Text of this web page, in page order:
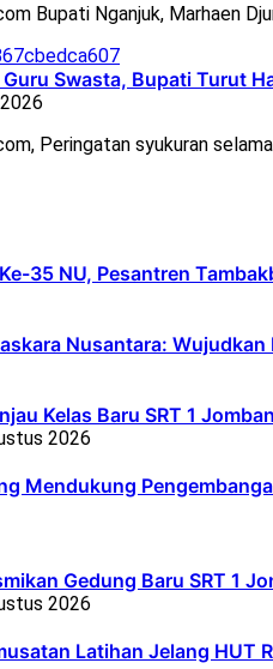
Bupati Nganjuk, Marhaen
Swasta, Bupati Turut
Peringatan syukuran
35 NU, Pesantren
Nusantara:
Kelas Baru SRT 1
2026
Mendukung
Gedung Baru SRT 1
2026
Latihan Jelang HUT